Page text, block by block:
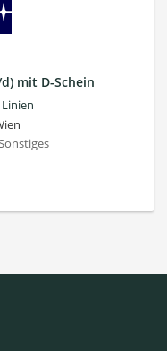
mit D-Schein